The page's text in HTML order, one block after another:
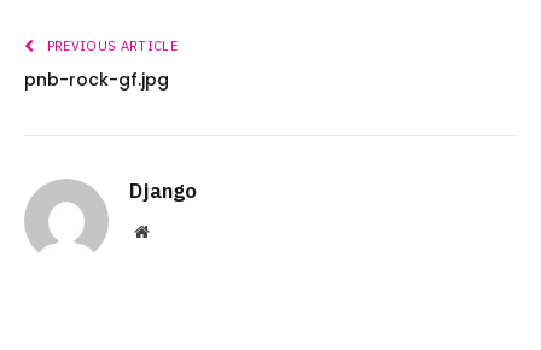
PREVIOUS ARTICLE
pnb-rock-gf.jpg
Django
Website